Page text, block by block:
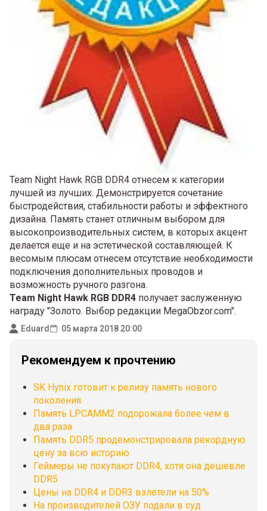
Team Night Hawk RGB DDR4 отнесем к категории
лучшей из лучших. Демонстрируется сочетание
быстродействия, стабильности работы и эффектного
дизайна. Память станет отличным выбором для
высокопроизводительных систем, в которых акцент
делается еще и на эстетической составляющей. К
весомым плюсам отнесем отсутствие необходимости
подключения дополнительных проводов и
возможность ручного разгона.
Team Night Hawk RGB DDR4 получает заслуженную
награду "Золото. Выбор редакции MegaObzor.com".
Eduard 05 марта 2018 20:00
Рекомендуем к прочтению
SK Hynix готовит к релизу память нового
поколения
Память LPCAMM2 подорожала более чем в
два раза
Память DDR5 продемонстрировала рекордную
цену за всю историю
Геймеры не покупают DDR4, хотя она дешевле
DDR5
Цены на DDR4 и DDR3 взлетели на 50%
На производителей ОЗУ подали в суд